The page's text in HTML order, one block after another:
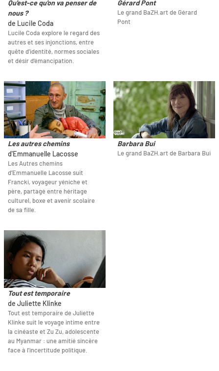
Qu'est-ce qu'on va penser de
nous ?
de Lucile Coda
Lucile Coda explore le regard des
autres et ses injonctions, entre
quête d’identité, normes sociales
et désir d’émancipation.
Gérard Pont
Le grand BaZH.art de Gérard
Pont
Les autres chemins
d'Emmanuelle Lacosse
Les Autres chemins
d’Emmanuelle Lacosse suit
Francki, voyageur yéniche et
père, partagé entre héritage
culturel, boxe et avenir scolaire
de sa fille.
Barbara Bui
Le grand BaZH.art de Barbara Bui
Tout est temporaire
de Juliette Klinke
Tout est temporaire de Juliette
Klinke suit le voyage intime entre
la cinéaste et Zu Zu, adolescente
au Myanmar : une amitié sincère
face à l’incertitude politique.